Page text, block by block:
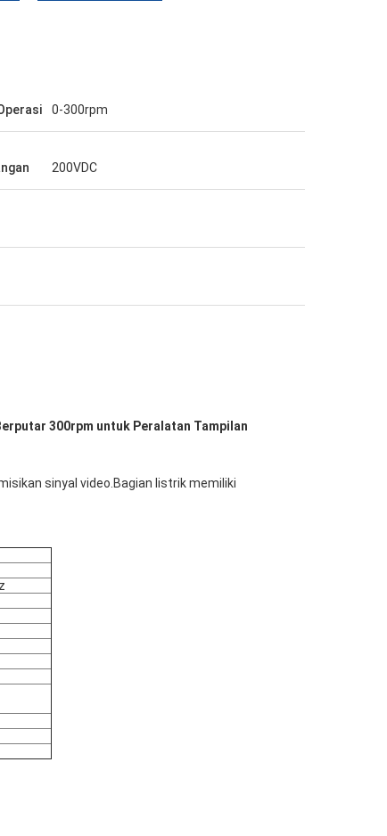
0-300rpm
200VDC
300rpm untuk Peralatan Tampilan
sinyal video.Bagian listrik memiliki